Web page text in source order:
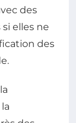
des
elles ne
des